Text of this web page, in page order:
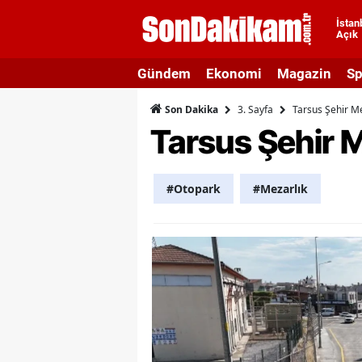
Açık
Gündem Ekonomi Magazin
Son Dakika 3. Sayfa Tarsus Şehir
Tarsus Şehir
#Otopark #Mezarlık